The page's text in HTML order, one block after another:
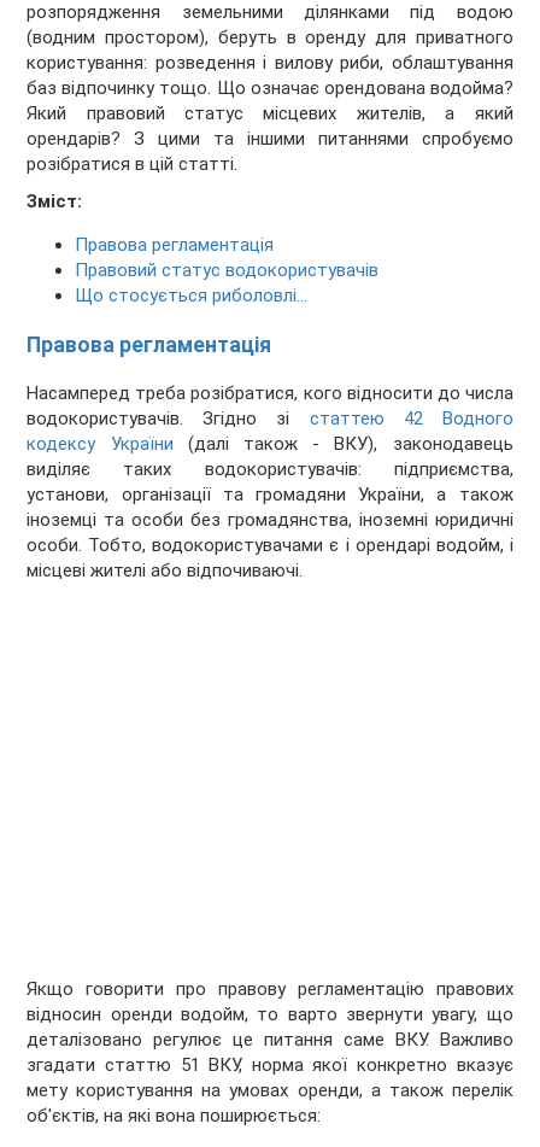
розпорядження земельними ділянками під водою
(водним простором), беруть в оренду для приватного
користування: розведення і вилову риби, облаштування
баз відпочинку тощо. Що означає орендована водойма?
Який правовий статус місцевих жителів, а який
орендарів? З цими та іншими питаннями спробуємо
розібратися в цій статті.
Зміст:
Правова регламентація
Правовий статус водокористувачів
Що стосується риболовлі…
Правова регламентація
Насамперед треба розібратися, кого відносити до числа
водокористувачів. Згідно зі статтею 42 Водного
кодексу України (далі також - ВКУ), законодавець
виділяє таких водокористувачів: підприємства,
установи, організації та громадяни України, а також
іноземці та особи без громадянства, іноземні юридичні
особи. Тобто, водокористувачами є і орендарі водойм, і
місцеві жителі або відпочиваючі.
Якщо говорити про правову регламентацію правових
відносин оренди водойм, то варто звернути увагу, що
деталізовано регулює це питання саме ВКУ. Важливо
згадати статтю 51 ВКУ, норма якої конкретно вказує
мету користування на умовах оренди, а також перелік
об'єктів, на які вона поширюється: